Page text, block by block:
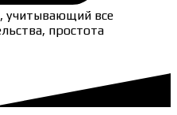
учитывающий все
простота